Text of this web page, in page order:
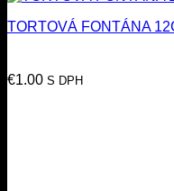
TORTOVÁ FONTÁNA
€1.00 S DPH